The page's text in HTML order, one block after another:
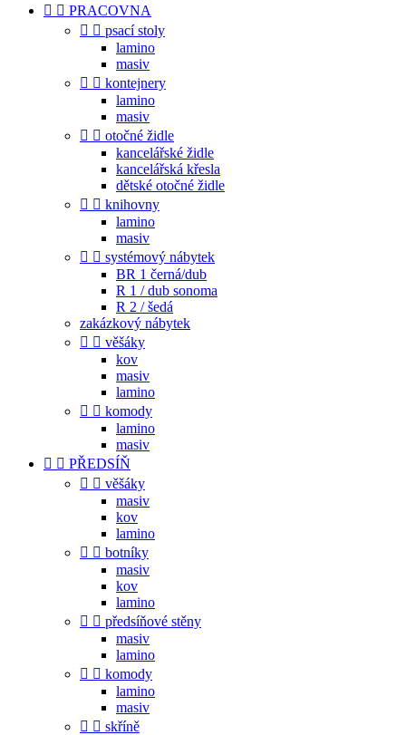
  PRACOVNA
  psací stoly
lamino
masiv
  kontejnery
lamino
masiv
  otočné židle
kancelářské židle
kancelářská křesla
dětské otočné židle
  knihovny
lamino
masiv
  systémový nábytek
BR 1 černá/dub
R 1 / dub sonoma
R 2 / šedá
zakázkový nábytek
  věšáky
kov
masiv
lamino
  komody
lamino
masiv
  PŘEDSÍŇ
  věšáky
masiv
kov
lamino
  botníky
masiv
kov
lamino
  předsíňové stěny
masiv
lamino
  komody
lamino
masiv
  skříně